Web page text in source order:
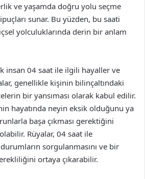
ve yaşamda doğru yolu seçme
sunar. Bu yüzden, bu saati
yolculuklarında derin bir anlam
insan 04 saat ile ilgili hayaller ve
genellikle kişinin bilinçaltındaki
bir yansıması olarak kabul edilir.
hayatında neyin eksik olduğunu ya
başa çıkması gerektiğini
Rüyalar, 04 saat ile
sorgulanmasını ve bir
ortaya çıkarabilir.